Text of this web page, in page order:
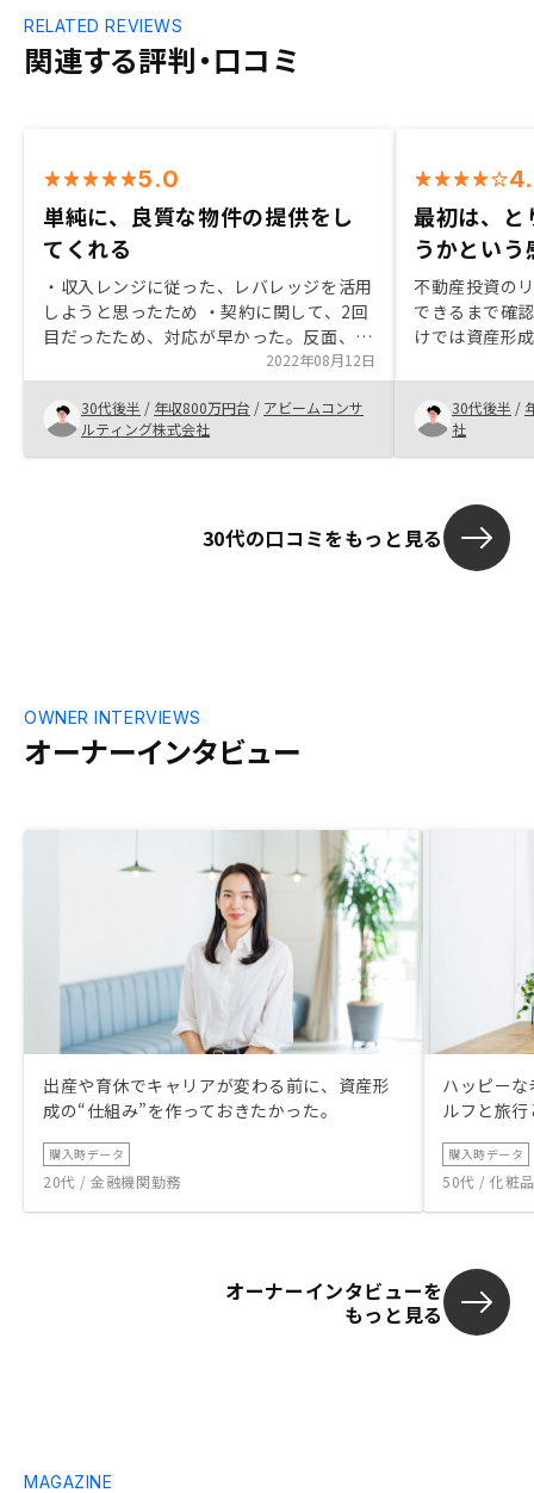
関連する評判・口コミ
RELATED REVIEWS
5.0
単純に、良質な物件の提供をし
てくれる
・収入レンジに従った、レバレッジを活用
しようと思ったため ・契約に関して、2回
目だったため、対応が早かった。反面、役
所関連のドキュメント提出でゴタゴタする
場面もあった(背景に確定申告時期と重な
る部分アリ) ・次回以降の契約では、契約
時期を考慮して契約していきたいと考えて
いる。
2022年08月12日
30代後半 / 年収800万円台 / アビームコンサ
ルティング株式会社
最初は、と
うかとい
不動産投資の
できるまで確
けでは資産形
ドルリスクミ
まさに期待す
30代後半 /
社
30代の口コミをもっと見る
オーナーインタビュー
OWNER INTERVIEWS
出産や育休でキャリアが変わる前に、資産形
成の“仕組み”を作っておきたかった。
購入時データ
20代 / 金融機関勤務
ハッピー
ルフと旅
購入時データ
50代 / 化粧
オーナーインタビューを
もっと見る
MAGAZINE